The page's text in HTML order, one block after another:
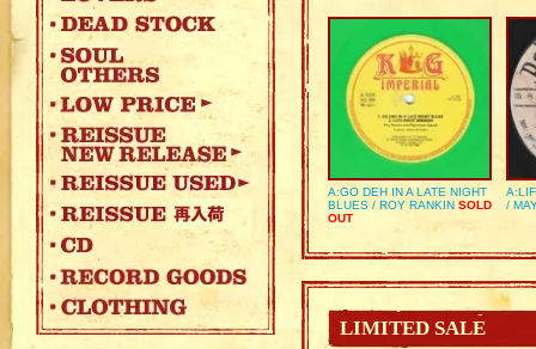
A:GO DEH IN A LATE NIGHT
BLUES / ROY RANKIN SOLD
OUT
/
LIMITED SALE